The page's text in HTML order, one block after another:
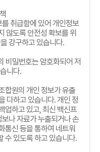
취급함에 있어 개인정보
않도록 안전성 확보를 위
강구하고 있습니다.
비밀번호는 암호화되어 저
니다.
합원의 개인 정보가 유출
다하고 있습니다.개인 정
업하고 있고,최신 백신프
나 자료가 누출되거나 손
통신 등을 통하여 네트워
수 있도록 하고 있습니다.